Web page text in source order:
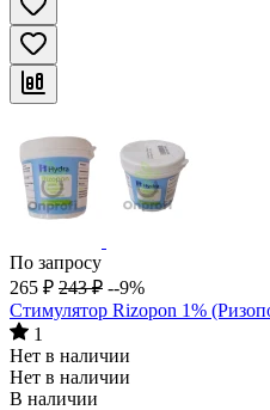
По запросу
265 ₽ 243 ₽ --9%
Стимулятор Rizopon 1%
1
Нет в наличии
Нет в наличии
В наличии